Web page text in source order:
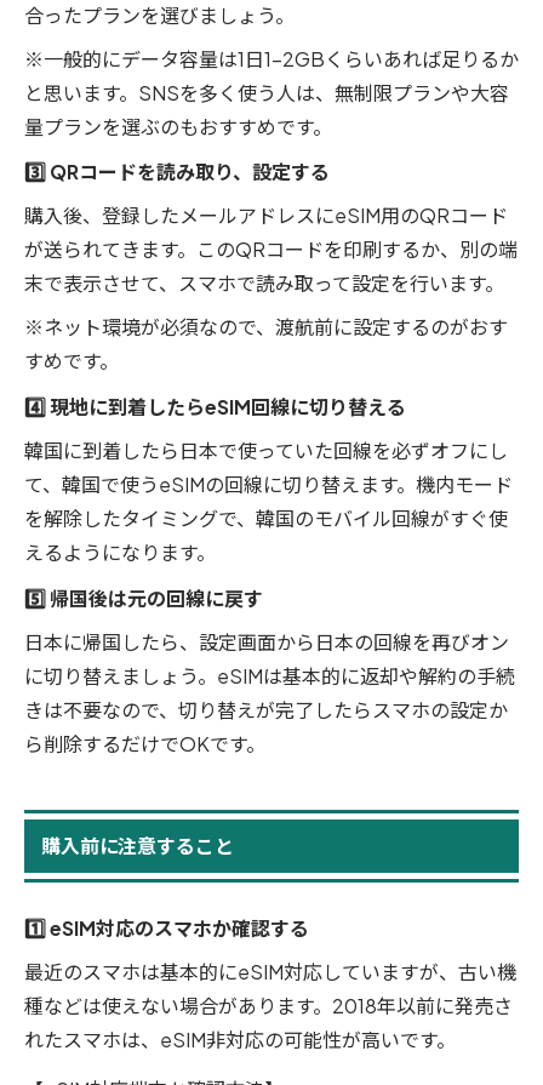
合ったプランを選びましょう。
※一般的にデータ容量は1日1-2GBくらいあれば足りるか
と思います。SNSを多く使う人は、無制限プランや大容
量プランを選ぶのもおすすめです。
3️⃣ QRコードを読み取り、設定する
購入後、登録したメールアドレスにeSIM用のQRコード
が送られてきます。このQRコードを印刷するか、別の端
末で表示させて、スマホで読み取って設定を行います。
※ネット環境が必須なので、渡航前に設定するのがおす
すめです。
4️⃣ 現地に到着したらeSIM回線に切り替える
韓国に到着したら日本で使っていた回線を必ずオフにし
て、韓国で使うeSIMの回線に切り替えます。機内モード
を解除したタイミングで、韓国のモバイル回線がすぐ使
えるようになります。
5️⃣ 帰国後は元の回線に戻す
日本に帰国したら、設定画面から日本の回線を再びオン
に切り替えましょう。eSIMは基本的に返却や解約の手続
きは不要なので、切り替えが完了したらスマホの設定か
ら削除するだけでOKです。
購入前に注意すること
1️⃣ eSIM対応のスマホか確認する
最近のスマホは基本的にeSIM対応していますが、古い機
種などは使えない場合があります。2018年以前に発売さ
れたスマホは、eSIM非対応の可能性が高いです。